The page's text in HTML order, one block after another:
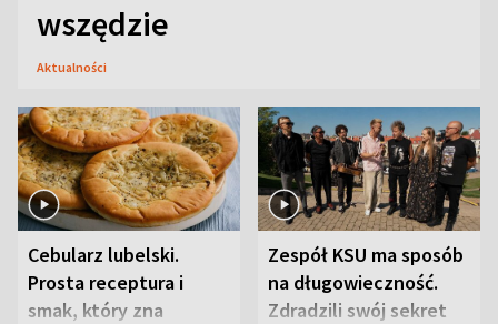
wszędzie
Aktualności
Cebularz lubelski.
Prosta receptura i
smak, który zna
Zespół KSU ma sposób
na długowieczność.
Zdradzili swój sekret